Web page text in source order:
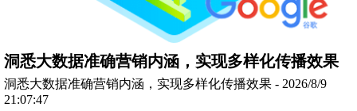
洞悉大数据准确营销内涵，实现多样化传播效果
洞悉大数据准确营销内涵，实现多样化传播效果 - 2026/8/9
21:07:47